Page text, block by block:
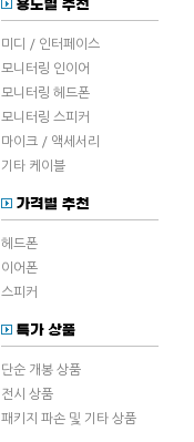
미디 / 인터페이스
모니터링 인이어
모니터링 헤드폰
모니터링 스피커
마이크 / 액세서리
기타 케이블
헤드폰
이어폰
스피커
단순 개봉 상품
전시 상품
패키지 파손 및 기타 상품